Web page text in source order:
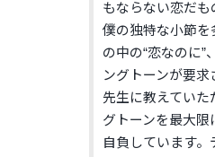
もならない恋だも
僕の独特な小節を
の中の“恋なのに”
ングトーンが要
先生に教えていた
グトーンを最大限
自負しています。